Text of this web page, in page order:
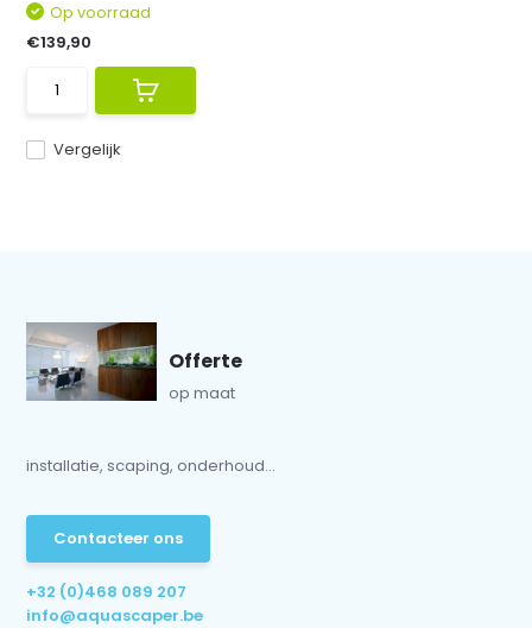
Vergelijk
Op voorraad
€139,90
Offerte
op maat
installatie, scaping, onderhoud...
Contacteer ons
+32 (0)468 089 207
info@aquascaper.be